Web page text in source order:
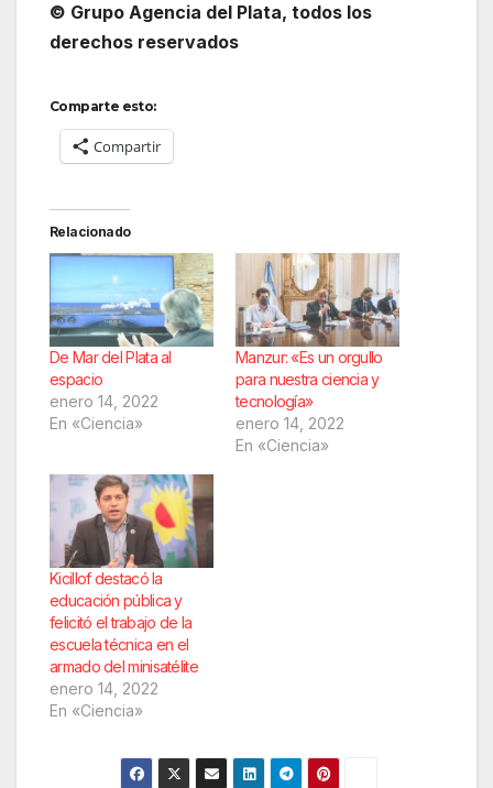
© Grupo Agencia del Plata, todos los
derechos reservados
Comparte esto:
Compartir
Relacionado
De Mar del Plata al
espacio
enero 14, 2022
En «Ciencia»
Manzur: «Es un orgullo
para nuestra ciencia y
tecnología»
enero 14, 2022
En «Ciencia»
Kicillof destacó la
educación pública y
felicitó el trabajo de la
escuela técnica en el
armado del minisatélite
enero 14, 2022
En «Ciencia»